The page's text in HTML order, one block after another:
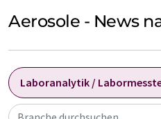
Aerosole - News
Laboranalytik /